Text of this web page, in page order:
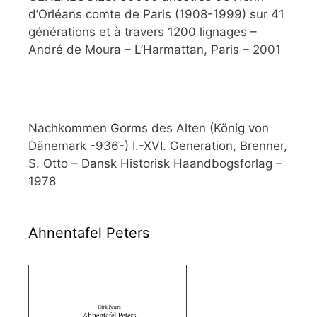
d’Orléans comte de Paris (1908-1999) sur 41
générations et à travers 1200 lignages –
André de Moura – L’Harmattan, Paris – 2001
Nachkommen Gorms des Alten (König von
Dänemark -936-) I.-XVI. Generation, Brenner,
S. Otto – Dansk Historisk Haandbogsforlag –
1978
Ahnentafel Peters